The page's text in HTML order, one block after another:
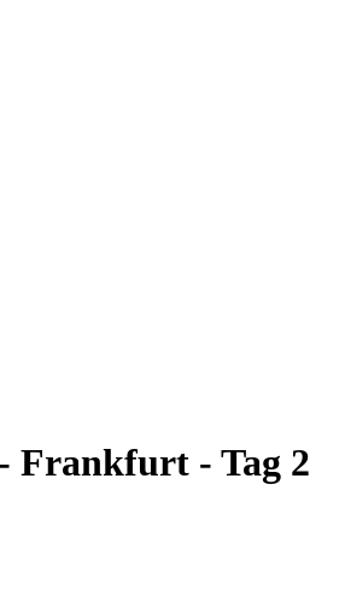
Frankfurt - Tag 2